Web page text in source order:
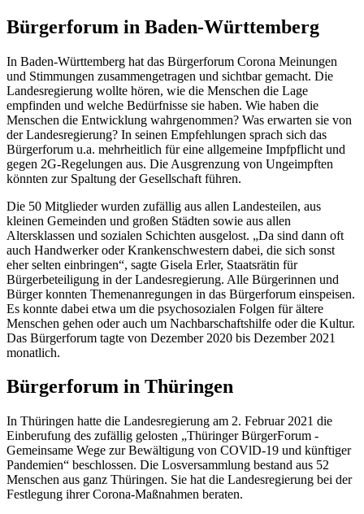
Bürgerforum in Baden-Württemberg
In Baden-Württemberg hat das Bürgerforum Corona Meinungen
und Stimmungen zusammengetragen und sichtbar gemacht. Die
Landesregierung wollte hören, wie die Menschen die Lage
empfinden und welche Bedürfnisse sie haben. Wie haben die
Menschen die Entwicklung wahrgenommen? Was erwarten sie von
der Landesregierung? In seinen Empfehlungen sprach sich das
Bürgerforum u.a. mehrheitlich für eine allgemeine Impfpflicht und
gegen 2G-Regelungen aus. Die Ausgrenzung von Ungeimpften
könnten zur Spaltung der Gesellschaft führen.
Die 50 Mitglieder wurden zufällig aus allen Landesteilen, aus
kleinen Gemeinden und großen Städten sowie aus allen
Altersklassen und sozialen Schichten ausgelost. „Da sind dann oft
auch Handwerker oder Krankenschwestern dabei, die sich sonst
eher selten einbringen“, sagte Gisela Erler, Staatsrätin für
Bürgerbeteiligung in der Landesregierung. Alle Bürgerinnen und
Bürger konnten Themenanregungen in das Bürgerforum einspeisen.
Es konnte dabei etwa um die psychosozialen Folgen für ältere
Menschen gehen oder auch um Nachbarschaftshilfe oder die Kultur.
Das Bürgerforum tagte von Dezember 2020 bis Dezember 2021
monatlich.
Bürgerforum in Thüringen
In Thüringen hatte die Landesregierung am 2. Februar 2021 die
Einberufung des zufällig gelosten „Thüringer BürgerForum -
Gemeinsame Wege zur Bewältigung von COVlD-19 und künftiger
Pandemien“ beschlossen. Die Losversammlung bestand aus 52
Menschen aus ganz Thüringen. Sie hat die Landesregierung bei der
Festlegung ihrer Corona-Maßnahmen beraten.